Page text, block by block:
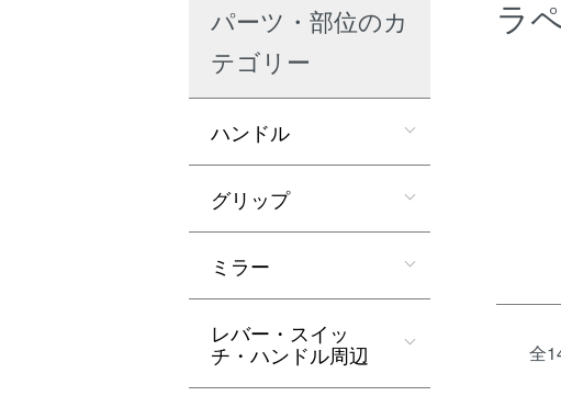
ラ
全
パーツ・部位のカ
テゴリー
ハンドル
グリップ
ミラー
レバー・スイッ
チ・ハンドル周辺